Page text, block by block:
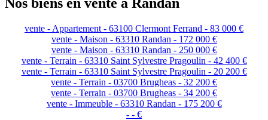
vente - Appartement - 63100 Clermont Ferrand - 83 000 €
vente - Maison - 63310 Randan - 172 000 €
vente - Maison - 63310 Randan - 250 000 €
vente - Terrain - 63310 Saint Sylvestre Pragoulin - 42 400 €
vente - Terrain - 63310 Saint Sylvestre Pragoulin - 20 200 €
vente - Terrain - 03700 Brugheas - 32 200 €
vente - Terrain - 03700 Brugheas - 34 200 €
vente - Immeuble - 63310 Randan - 175 200 €
- - €